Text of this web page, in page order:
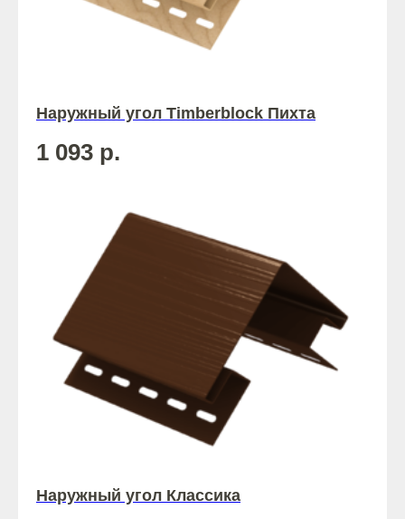
Наружный угол Timberblock Пихта
1 093 р.
Наружный угол Классика